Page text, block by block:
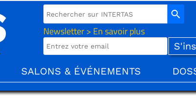
Newsletter > En savoir plus
search
SALONS & ÉVÉNEMENTS